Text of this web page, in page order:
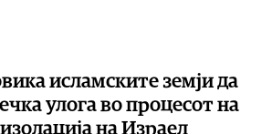
исламските земји да
улога во процесот на
на Израел